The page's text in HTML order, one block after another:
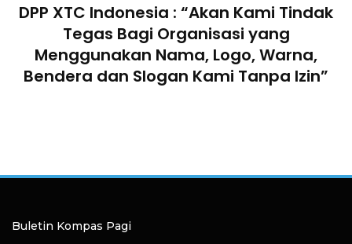
DPP XTC Indonesia : “Akan Kami Tindak
Tegas Bagi Organisasi yang
Menggunakan Nama, Logo, Warna,
Bendera dan Slogan Kami Tanpa Izin”
Buletin Kompas Pagi